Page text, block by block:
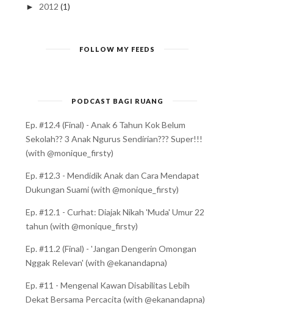
► 2012 (1)
FOLLOW MY FEEDS
PODCAST BAGI RUANG
Ep. #12.4 (Final) - Anak 6 Tahun Kok Belum
Sekolah?? 3 Anak Ngurus Sendirian??? Super!!!
(with @monique_firsty)
Ep. #12.3 - Mendidik Anak dan Cara Mendapat
Dukungan Suami (with @monique_firsty)
Ep. #12.1 - Curhat: Diajak Nikah 'Muda' Umur 22
tahun (with @monique_firsty)
Ep. #11.2 (Final) - 'Jangan Dengerin Omongan
Nggak Relevan' (with @ekanandapna)
Ep. #11 - Mengenal Kawan Disabilitas Lebih
Dekat Bersama Percacita (with @ekanandapna)